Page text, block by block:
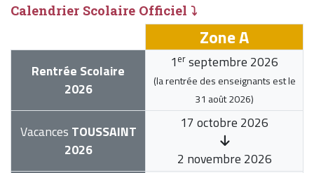
Calendrier Scolaire Officiel ⤵
Zone A
Rentrée Scolaire
2026
1 er septembre 2026
(la rentrée des enseignants est le
31 août 2026)
Vacances TOUSSAINT
2026
17 octobre 2026
2 novembre 2026